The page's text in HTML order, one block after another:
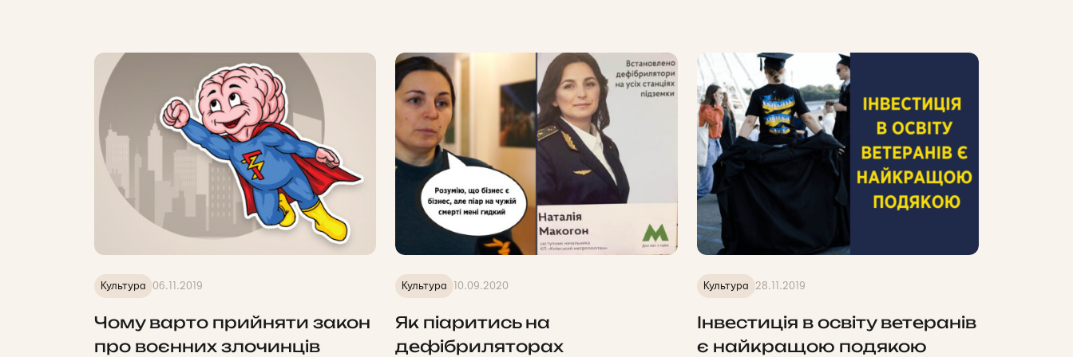
Культура 06.11.2019
Чому варто прийняти закон
про воєнних злочинців
Культура 10.09.2020
Як піаритись на
дефібриляторах
Культура 28.11.2019
Інвестиція в освіту ветеранів
є найкращою подякою